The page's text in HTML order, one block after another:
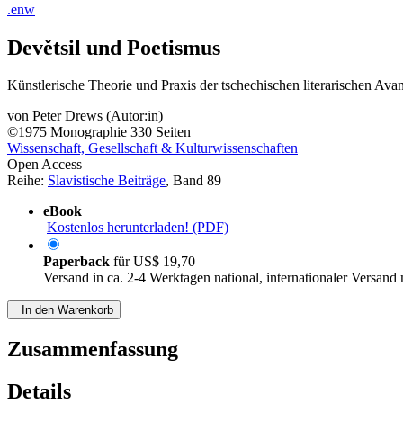
.enw
Devětsil und Poetismus
Künstlerische Theorie und Praxis der tschechischen literarischen
von Peter Drews (Autor:in)
©1975 Monographie 330 Seiten
Wissenschaft, Gesellschaft & Kulturwissenschaften
Open Access
Reihe: Slavistische Beiträge, Band 89
eBook
Kostenlos herunterladen! (PDF)
Paperback fürUS$ 19,70
Versand in ca. 2-4 Werktagen national, internationaler Versand
In den Warenkorb
Zusammenfassung
Details